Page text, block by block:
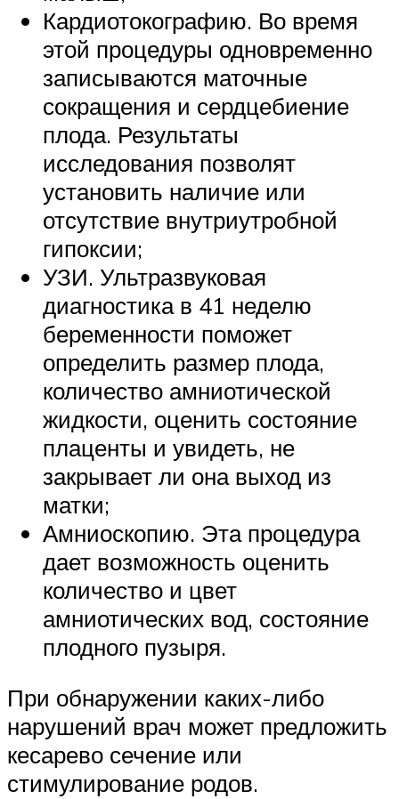
Кардиотокографию. Во время
этой процедуры одновременно
записываются маточные
сокращения и сердцебиение
плода. Результаты
исследования позволят
установить наличие или
отсутствие внутриутробной
гипоксии;
УЗИ. Ультразвуковая
диагностика в 41 неделю
беременности поможет
определить размер плода,
количество амниотической
жидкости, оценить состояние
плаценты и увидеть, не
закрывает ли она выход из
матки;
Амниоскопию. Эта процедура
дает возможность оценить
количество и цвет
амниотических вод, состояние
плодного пузыря.
При обнаружении каких-либо
нарушений врач может предложить
кесарево сечение или
стимулирование родов.